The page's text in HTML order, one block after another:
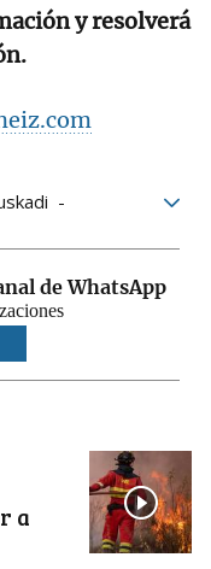
y resolverá
de WhatsApp
a